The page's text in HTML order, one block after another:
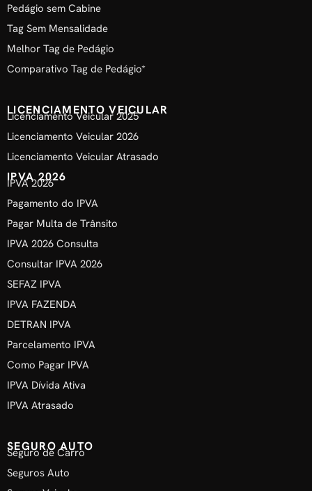
Pedágio sem Cabine
Tag Sem Mensalidade
Melhor Tag de Pedágio
Comparativo Tag de Pedágio*
LICENCIAMENTO VEICULAR
Licenciamento Veicular 2025
Licenciamento Veicular 2026
Licenciamento Veicular Atrasado
IPVA 2026
IPVA 2026
Pagamento do IPVA
Pagar Multa de Trânsito
IPVA 2026 Consulta
Consultar IPVA 2026
SEFAZ IPVA
IPVA FAZENDA
DETRAN IPVA
Parcelamento IPVA
Como Pagar IPVA
IPVA Dívida Ativa
IPVA Atrasado
SEGURO AUTO
Seguro de Carro
Seguros Auto